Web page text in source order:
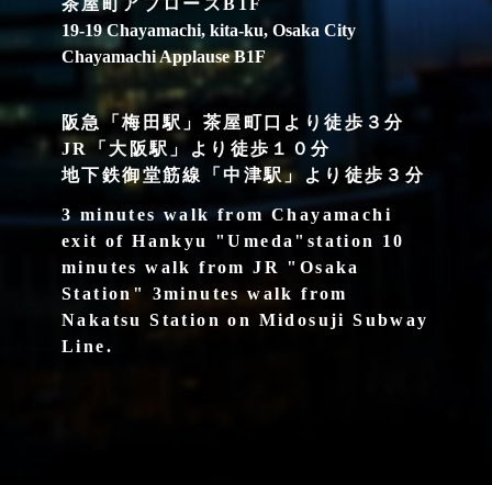
茶屋町アプローズB1F
19-19 Chayamachi, kita-ku, Osaka City
Chayamachi Applause B1F
阪急「梅田駅」茶屋町口より徒歩３分
JR「大阪駅」より徒歩１０分
地下鉄御堂筋線「中津駅」より徒歩３分
3 minutes walk from Chayamachi
exit of Hankyu "Umeda"station 10
minutes walk from JR "Osaka
Station" 3minutes walk from
Nakatsu Station on Midosuji Subway
Line.